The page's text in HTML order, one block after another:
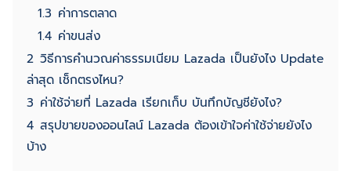
1.3 ค่าการตลาด
1.4 ค่าขนส่ง
2 วิธีการคำนวณค่าธรรมเนียม Lazada เป็นยังไง Update
ล่าสุด เช็กตรงไหน?
3 ค่าใช้จ่ายที่ Lazada เรียกเก็บ บันทึกบัญชียังไง?
4 สรุปขายของออนไลน์ Lazada ต้องเข้าใจค่าใช้จ่ายยังไง
บ้าง